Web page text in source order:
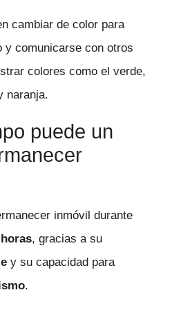
cambiar de color para
y comunicarse con otros
colores como el verde,
naranja.
puede un
inmóvil durante
horas, gracias a su
y su capacidad para
.